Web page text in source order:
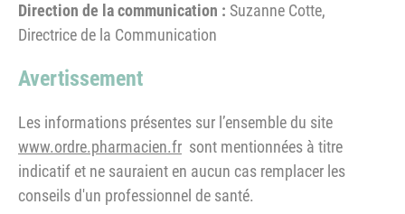
Direction de la communication : Suzanne Cotte,
Directrice de la Communication
Avertissement
Les informations présentes sur l’ensemble du site
www.ordre.pharmacien.fr sont mentionnées à titre
indicatif et ne sauraient en aucun cas remplacer les
conseils d'un professionnel de santé.